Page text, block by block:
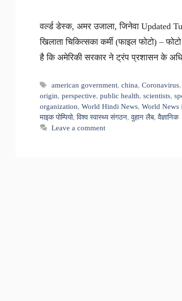
वर्ल्ड डेस्क, अमर उजाला, जिनेवा Updated
खिलाता चिकित्सका कर्मी (फाइल फोटो) –
है कि अमेरिकी सरकार ने ट्रंप प्रशासन के
Tags
american government,china,Coronavirus
origin, perspective, public health, scientists,
organization, World Hindi News, World News
माइक पोम्पियो,विश्व स्वास्थ्य संगठन,वुहान लैब,वैज्ञानिक
Leave a comment